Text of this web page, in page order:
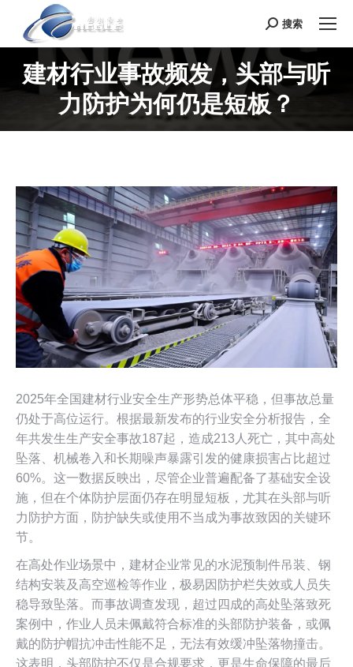
Search:
搜索
建材行业事故频发，头部与听
力防护为何仍是短板？
2025年全国建材行业安全生产形势总体平稳，但事故总量
仍处于高位运行。根据最新发布的行业安全分析报告，全
年共发生生产安全事故187起，造成213人死亡，其中高处
坠落、机械卷入和长期噪声暴露引发的健康损害占比超过
60%。这一数据反映出，尽管企业普遍配备了基础安全设
施，但在个体防护层面仍存在明显短板，尤其在头部与听
力防护方面，防护缺失或使用不当成为事故致因的关键环
节。
在高处作业场景中，建材企业常见的水泥预制件吊装、钢
结构安装及高空巡检等作业，极易因防护栏失效或人员失
稳导致坠落。而事故调查发现，超过四成的高处坠落致死
案例中，作业人员未佩戴符合标准的头部防护装备，或佩
戴的防护帽抗冲击性能不足，无法有效缓冲坠落物撞击。
这表明，头部防护不仅是合规要求，更是生命保障的最后